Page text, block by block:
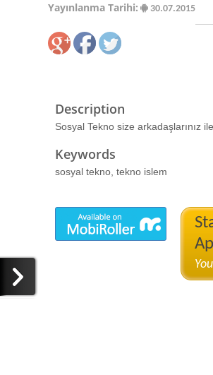
Yayınlanma Tarihi: 30.07.2015
Description
Sosyal Tekno size arkadaşlarınız
Keywords
sosyal tekno, tekno islem